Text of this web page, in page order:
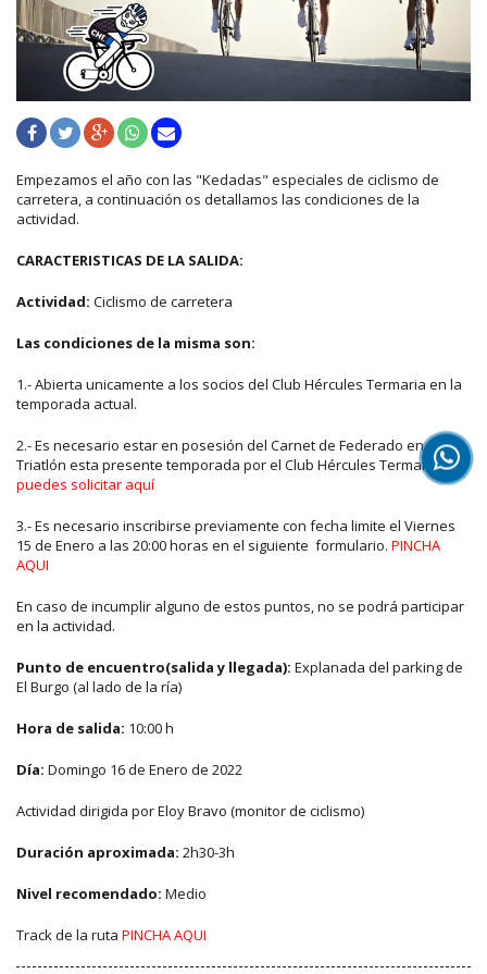
Empezamos el año con las "Kedadas" especiales de ciclismo de
carretera, a continuación os detallamos las condiciones de la
actividad.
CARACTERISTICAS DE LA SALIDA:
Actividad: Ciclismo de carretera
Las condiciones de la misma son:
1.- Abierta unicamente a los socios del Club Hércules Termaria en la
temporada actual.
2.- Es necesario estar en posesión del Carnet de Federado en
Triatlón esta presente temporada por el Club Hércules Termaria.La
puedes solicitar aquí
3.- Es necesario inscribirse previamente con fecha limite el Viernes
15 de Enero a las 20:00 horas en el siguiente formulario. PINCHA
AQUI
En caso de incumplir alguno de estos puntos, no se podrá participar
en la actividad.
Punto de encuentro(salida y llegada): Explanada del parking de
El Burgo (al lado de la ría)
Hora de salida: 10:00 h
Día: Domingo 16 de Enero de 2022
Actividad dirigida por Eloy Bravo (monitor de ciclismo)
Duración aproximada: 2h30-3h
Nivel recomendado: Medio
Track de la ruta PINCHA AQUI